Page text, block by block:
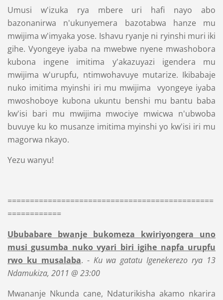
Umusi w'izuka rya mbere uri hafi nayo abo
bazonanirwa n'ukunyemera bazotabwa hanze mu
mwijima w'imyaka yose. Ishavu ryanje ni ryinshi muri iki
gihe. Vyongeye iyaba na mwebwe nyene mwashobora
kubona ingene imitima y'akazuyazi igendera mu
mwijima w'urupfu, ntimwohavuye mutarize. Ikibabaje
nuko imitima myinshi iri mu mwijima vyongeye iyaba
mwoshoboye kubona ukuntu benshi mu bantu baba
kw'isi bari mu mwijima mwociye mwicwa n'ubwoba
buvuye ku ko musanze imitima myinshi yo kw'isi iri mu
magorwa nkayo.
Yezu wanyu!
==============================================
============
Ububabare bwanje bukomeza kwiriyongera uno
musi gusumba nuko vyari biri igihe napfa urupfu
rwo ku musalaba. - Ku wa gatatu Igenekerezo rya 13
Ndamukiza, 2011 @ 23:00
Mwananje Nkunda cane, Ndaturikisha akamo nkarira